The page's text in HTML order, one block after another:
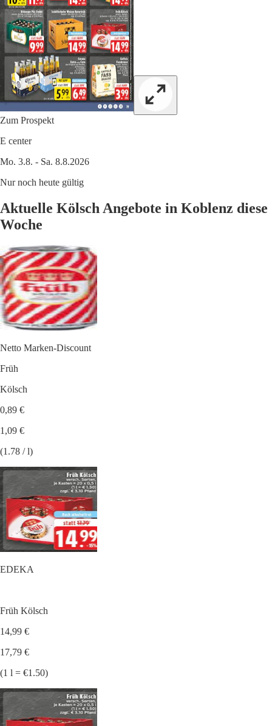
Zum Prospekt
E center
Mo. 3.8. - Sa. 8.8.2026
Nur noch heute gültig
Aktuelle Kölsch Angebote in Koblenz diese
Woche
Netto Marken-Discount
Früh
Kölsch
0,89 €
1,09 €
(1.78 / l)
EDEKA
Früh Kölsch
14,99 €
17,79 €
(1 l = €1.50)